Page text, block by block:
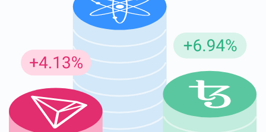
support@atomicwallet.io
Güncellemeler için Abone Ol
En son proje güncellemelerini ve kripto kılavuzlarını ilk alan
siz olun